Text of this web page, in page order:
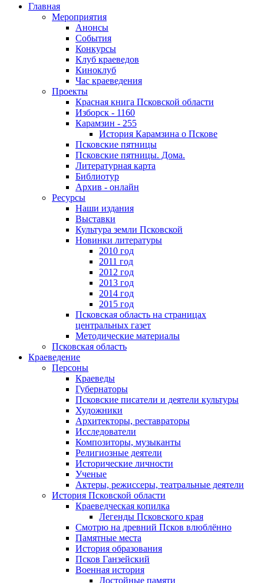
Главная
Мероприятия
Анонсы
События
Конкурсы
Клуб краеведов
Киноклуб
Час краеведения
Проекты
Красная книга Псковской области
Изборск - 1160
Карамзин - 255
История Карамзина о Пскове
Псковские пятницы
Псковские пятницы. Дома.
Литературная карта
Библиотур
Архив - онлайн
Ресурсы
Наши издания
Выставки
Культура земли Псковской
Новинки литературы
2010 год
2011 год
2012 год
2013 год
2014 год
2015 год
Псковская область на страницах
центральных газет
Методические материалы
Псковская область
Краеведение
Персоны
Краеведы
Губернаторы
Псковские писатели и деятели культуры
Художники
Архитекторы, реставраторы
Исследователи
Композиторы, музыканты
Религиозные деятели
Исторические личности
Ученые
Актеры, режиссеры, театральные деятели
История Псковской области
Краеведческая копилка
Легенды Псковского края
Смотрю на древний Псков влюблённо
Памятные места
История образования
Псков Ганзейский
Военная история
Достойные памяти